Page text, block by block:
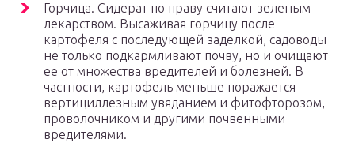
Горчица. Сидерат по праву считают зеленым
лекарством. Высаживая горчицу после
картофеля с последующей заделкой, садоводы
не только подкармливают почву, но и очищают
ее от множества вредителей и болезней. В
частности, картофель меньше поражается
вертициллезным увяданием и фитофторозом,
проволочником и другими почвенными
вредителями.